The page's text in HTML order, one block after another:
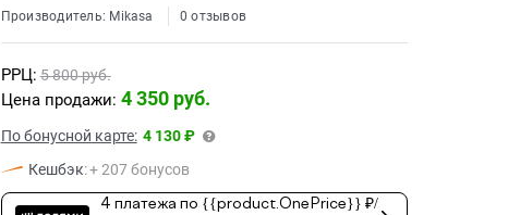
Производитель: Mikasa 0 отзывов
РРЦ: 5 800 руб.
Цена продажи: 4 350 руб.
По бонусной карте: 4 130 ₽
Кешбэк:+ 207 бонусов
4 платежа по {{product.OnePrice}} ₽/